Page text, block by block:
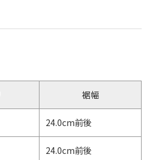
裾幅
24.0cm前後
24.0cm前後